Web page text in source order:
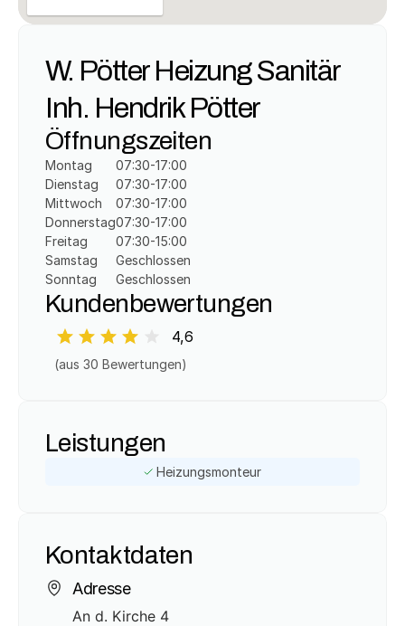
W. Pötter Heizung Sanitär
Inh. Hendrik Pötter
Öffnungszeiten
Montag
Dienstag
Mittwoch
Donnerstag
Freitag
Samstag
Sonntag
07:30-17:00
07:30-17:00
07:30-17:00
07:30-17:00
07:30-15:00
Geschlossen
Geschlossen
Kundenbewertungen
4,6
(aus 30 Bewertungen)
Leistungen
Heizungsmonteur
Kontaktdaten
Adresse
An d. Kirche 4